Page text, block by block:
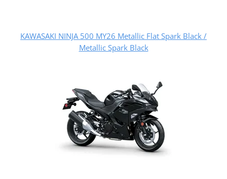
KAWASAKI NINJA 500 MY26 Metallic Flat Spark Black /
Metallic Spark Black